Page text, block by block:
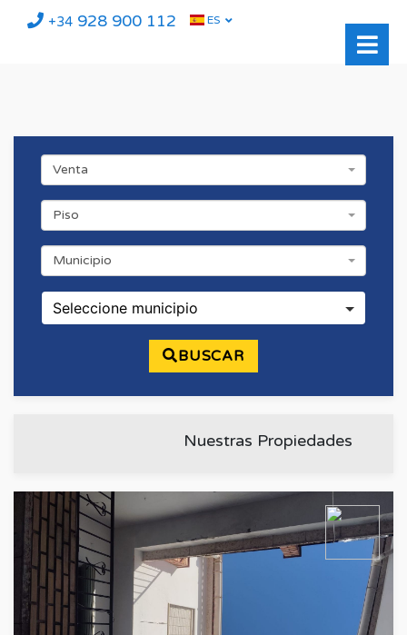
+34 928 900 112 ES
Venta
Piso
Municipio
Seleccione municipio
BUSCAR
Nuestras Propiedades